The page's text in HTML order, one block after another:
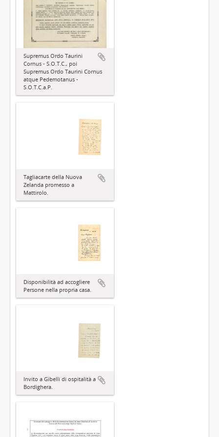
Supremus Ordo Taurini
Cornus - S.O.T.C., poi
Supremus Ordo Taurini Cornus
atque Pedemotanus -
S.O.T.C.a.P.
Tagliacarte della Nuova
Zelanda promesso a
Mattirolo.
Disponibilità ad accogliere
Persone nella propria casa.
Invito a Gibelli di ospitalità a
Bordighera.